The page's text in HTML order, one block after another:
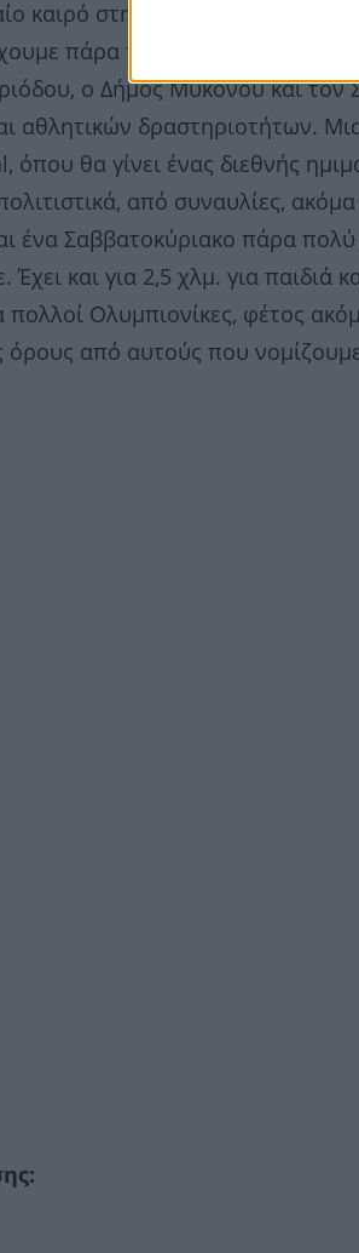
καιρό στη Μύκονο, είναι
πάρα πολλούς Έλληνες. Στο
ο Δήμος Μυκόνου και
αθλητικών δραστηριοτήτων.
όπου θα γίνει ένας διεθνής
από συναυλίες,
ένα Σαββατοκύριακο πάρα
και για 2,5 χλμ. για παιδιά
Ολυμπιονίκες, φέτος
όρους από αυτούς που